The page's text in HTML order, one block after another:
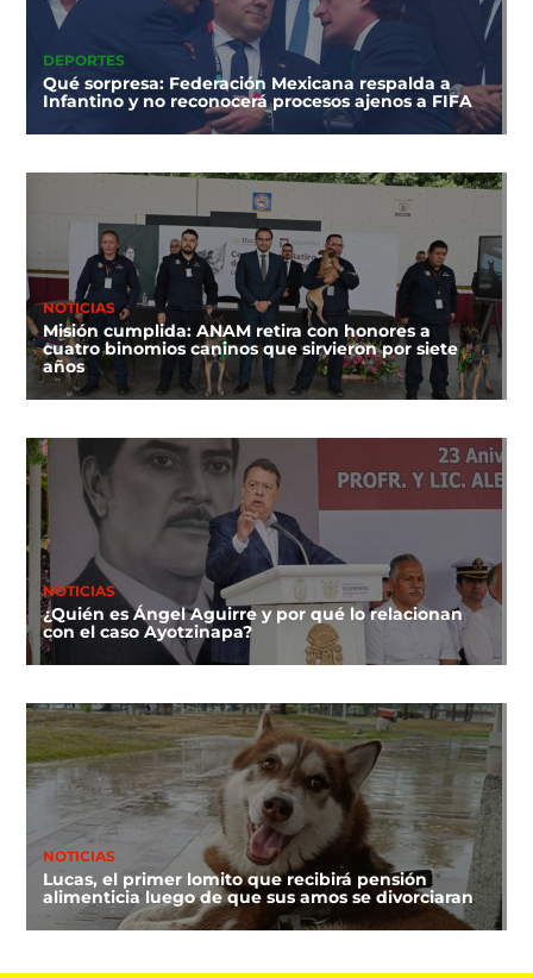
DEPORTES
Qué sorpresa: Federación Mexicana respalda a
Infantino y no reconocerá procesos ajenos a FIFA
NOTICIAS
Misión cumplida: ANAM retira con honores a
cuatro binomios caninos que sirvieron por siete
años
NOTICIAS
¿Quién es Ángel Aguirre y por qué lo relacionan
con el caso Ayotzinapa?
NOTICIAS
Lucas, el primer lomito que recibirá pensión
alimenticia luego de que sus amos se divorciaran